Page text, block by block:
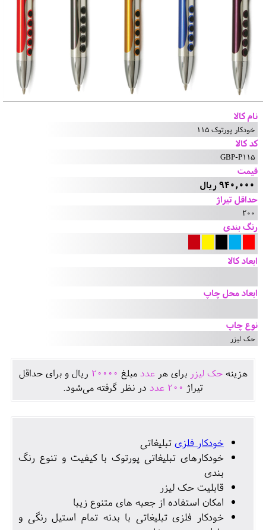
نام کالا
خودکار پورتوک 115
کد کالا
GBP-P115
قیمت
940,000 ریال
حداقل تیراژ
200
رنگ بندی
ابعاد کالا
ابعاد محل چاپ
نوع چاپ
حک لیزر
هزينهحک لیزر برای هرعدد مبلغ 20000 ريال و برای حداقل
تيراژ 200 عدد در نظر گرفته می‌شود.
خودکار فلزیتبلیغاتی
خودکارهای تبلیغاتی پورتوک با کیفیت و تنوع رنگ
بندی
قابلیت حک لیزر
امکان استفاده از جعبه های متنوع زیبا
خودکار فلزی تبلیغاتی با بدنه تمام استیل رنگی و